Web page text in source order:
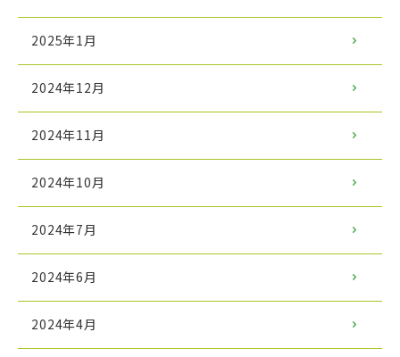
2025年1月
2024年12月
2024年11月
2024年10月
2024年7月
2024年6月
2024年4月